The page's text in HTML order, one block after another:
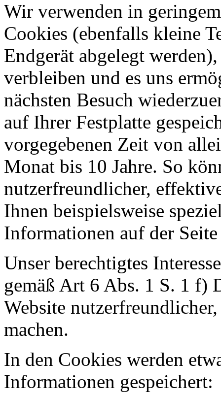
Wir verwenden in
Cookies (ebenfalls kleine
Endgerät abgelegt
verbleiben und es uns
nächsten Besuch
auf Ihrer Festplatte
vorgegebenen Zeit von
Monat bis 10 Jahre. So
nutzerfreundlicher,
Ihnen beispielsweise
Informationen auf der
Unser berechtigtes
gemäß Art 6 Abs. 1 S. 1 f)
Website
machen.
In den Cookies werden
Informationen gespeichert: